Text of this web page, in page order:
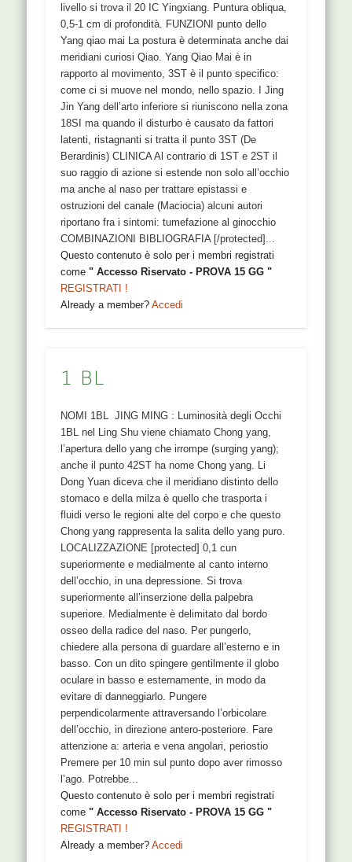
livello si trova il 20 IC Yingxiang. Puntura obliqua,
0,5-1 cm di profondità. FUNZIONI punto dello
Yang qiao mai La postura è determinata anche dai
meridiani curiosi Qiao. Yang Qiao Mai è in
rapporto al movimento, 3ST è il punto specifico:
come ci si muove nel mondo, nello spazio. I Jing
Jin Yang dell’arto inferiore si riuniscono nella zona
18SI ma quando il disturbo è causato da fattori
latenti, ristagnanti si tratta il punto 3ST (De
Berardinis) CLINICA Al contrario di 1ST e 2ST il
suo raggio di azione si estende non solo all’occhio
ma anche al naso per trattare epistassi e
ostruzioni del canale (Maciocia) alcuni autori
riportano fra i sintomi: tumefazione al ginocchio
COMBINAZIONI BIBLIOGRAFIA [/protected]...
Questo contenuto è solo per i membri registrati
come" Accesso Riservato - PROVA 15 GG "
REGISTRATI !
Already a member?Accedi
1 BL
NOMI 1BL JING MING : Luminosità degli Occhi
1BL nel Ling Shu viene chiamato Chong yang,
l’apertura dello yang che irrompe (surging yang);
anche il punto 42ST ha nome Chong yang. Li
Dong Yuan diceva che il meridiano distinto dello
stomaco e della milza è quello che trasporta i
fluidi verso le regioni alte del corpo e che questo
Chong yang rappresenta la salita dello yang puro.
LOCALIZZAZIONE [protected] 0,1 cun
superiormente e medialmente al canto interno
dell’occhio, in una depressione. Si trova
superiormente all’inserzione della palpebra
superiore. Medialmente è delimitato dal bordo
osseo della radice del naso. Per pungerlo,
chiedere alla persona di guardare all’esterno e in
basso. Con un dito spingere gentilmente il globo
oculare in basso e esternamente, in modo da
evitare di danneggiarlo. Pungere
perpendicolarmente attraversando l’orbicolare
dell’occhio, in direzione antero-posteriore. Fare
attenzione a: arteria e vena angolari, periostio
Premere per 10 min sul punto dopo aver rimosso
l’ago. Potrebbe...
Questo contenuto è solo per i membri registrati
come" Accesso Riservato - PROVA 15 GG "
REGISTRATI !
Already a member?Accedi